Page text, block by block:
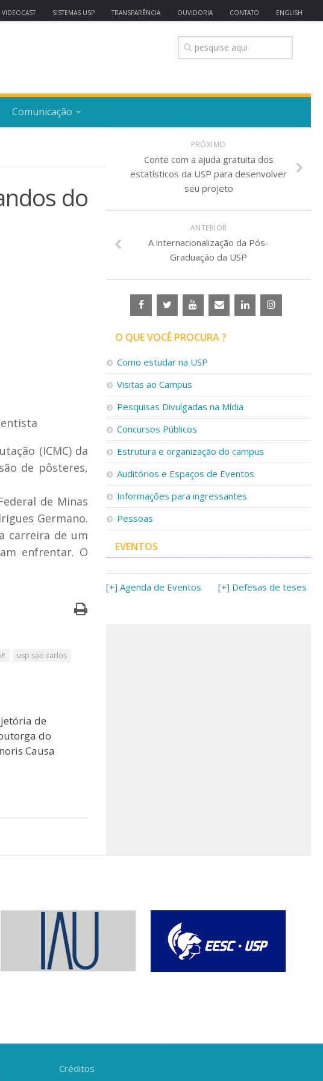
VIDEOCAST SISTEMAS USP TRANSPARÊNCIA OUVIDORIA CONTATO ENGLISH
Comunicação
do
(ICMC) da
de pôsteres,
de Minas
Germano.
carreira de um
enfrentar. O
usp são carlos
de
do
Causa
PRÓXIMO
Conte com a ajuda gratuita dos
estatísticos da USP para desenvolver
seu projeto
ANTERIOR
A internacionalização da Pós-
Graduação da USP
O QUE VOCÊ PROCURA ?
Como estudar na USP
Visitas ao Campus
Pesquisas Divulgadas na Mídia
Concursos Públicos
Estrutura e organização do campus
Auditórios e Espaços de Eventos
Informações para ingressantes
Pessoas
EVENTOS
[+] Agenda de Eventos [+] Defesas de teses
Créditos